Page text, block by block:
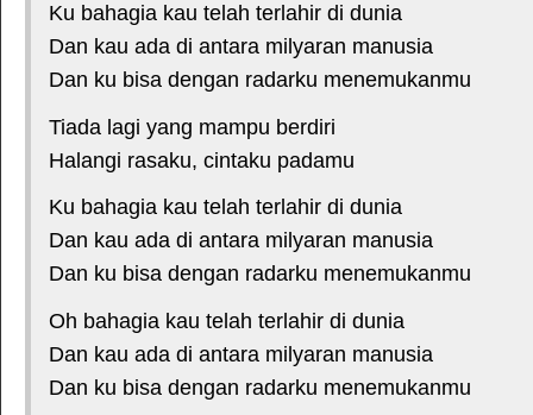
Ku bahagia kau telah terlahir di dunia
Dan kau ada di antara milyaran manusia
Dan ku bisa dengan radarku menemukanmu
Tiada lagi yang mampu berdiri
Halangi rasaku, cintaku padamu
Ku bahagia kau telah terlahir di dunia
Dan kau ada di antara milyaran manusia
Dan ku bisa dengan radarku menemukanmu
Oh bahagia kau telah terlahir di dunia
Dan kau ada di antara milyaran manusia
Dan ku bisa dengan radarku menemukanmu